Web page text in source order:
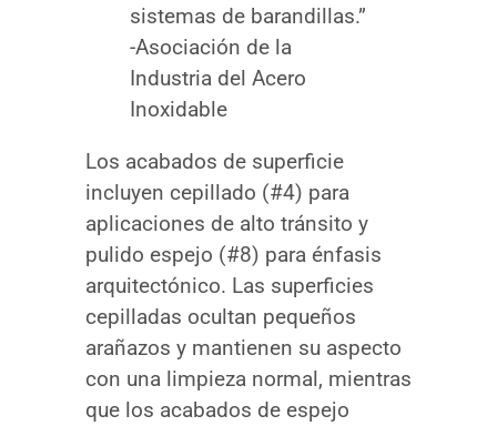
sistemas de barandillas.”
-Asociación de la
Industria del Acero
Inoxidable
Los acabados de superficie
incluyen cepillado (#4) para
aplicaciones de alto tránsito y
pulido espejo (#8) para énfasis
arquitectónico. Las superficies
cepilladas ocultan pequeños
arañazos y mantienen su aspecto
con una limpieza normal, mientras
que los acabados de espejo